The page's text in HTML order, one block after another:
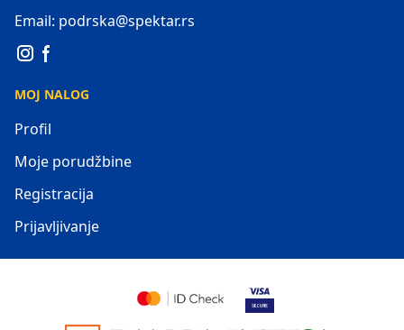
Email: podrska@spektar.rs
MOJ NALOG
Profil
Moje porudžbine
Registracija
Prijavljivanje